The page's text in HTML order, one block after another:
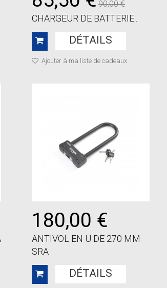
90,00 €
CHARGEUR DE BATTERIE...
DÉTAILS
Ajouter à ma liste de cadeaux
180,00 €
ANTIVOL EN U DE 270 MM
SRA
DÉTAILS